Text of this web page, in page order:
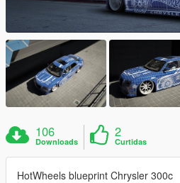
106
Downloads
2
Curtidas
HotWheels blueprint Chrysler 300c